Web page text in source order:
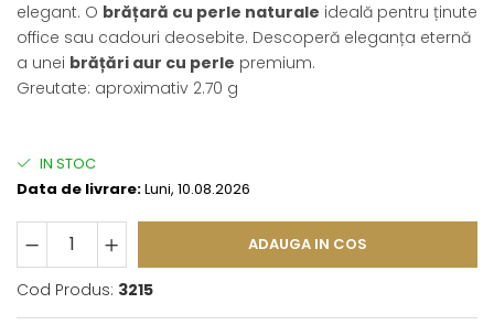
elegant. O brățară cu perle naturale ideală pentru ținute
office sau cadouri deosebite. Descoperă eleganța eternă
a unei brățări aur cu perle premium.
Greutate: aproximativ 2.70 g
IN STOC
Data de livrare:Luni, 10.08.2026
ADAUGA IN COS
Cod Produs: 3215